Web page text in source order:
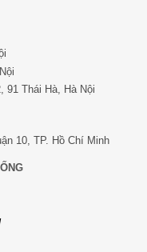
91 Thái Hà, Hà Nội
10, TP. Hồ Chí Minh